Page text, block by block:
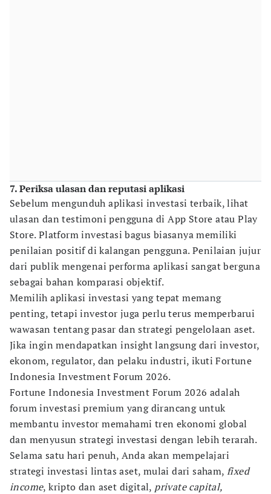
7. Periksa ulasan dan reputasi aplikasi
Sebelum mengunduh aplikasi investasi terbaik, lihat
ulasan dan testimoni pengguna di App Store atau Play
Store. Platform investasi bagus biasanya memiliki
penilaian positif di kalangan pengguna. Penilaian jujur
dari publik mengenai performa aplikasi sangat berguna
sebagai bahan komparasi objektif.
Memilih aplikasi investasi yang tepat memang
penting, tetapi investor juga perlu terus memperbarui
wawasan tentang pasar dan strategi pengelolaan aset.
Jika ingin mendapatkan insight langsung dari investor,
ekonom, regulator, dan pelaku industri, ikuti Fortune
Indonesia Investment Forum 2026.
Fortune Indonesia Investment Forum 2026 adalah
forum investasi premium yang dirancang untuk
membantu investor memahami tren ekonomi global
dan menyusun strategi investasi dengan lebih terarah.
Selama satu hari penuh, Anda akan mempelajari
strategi investasi lintas aset, mulai dari saham, fixed
income, kripto dan aset digital, private capital,